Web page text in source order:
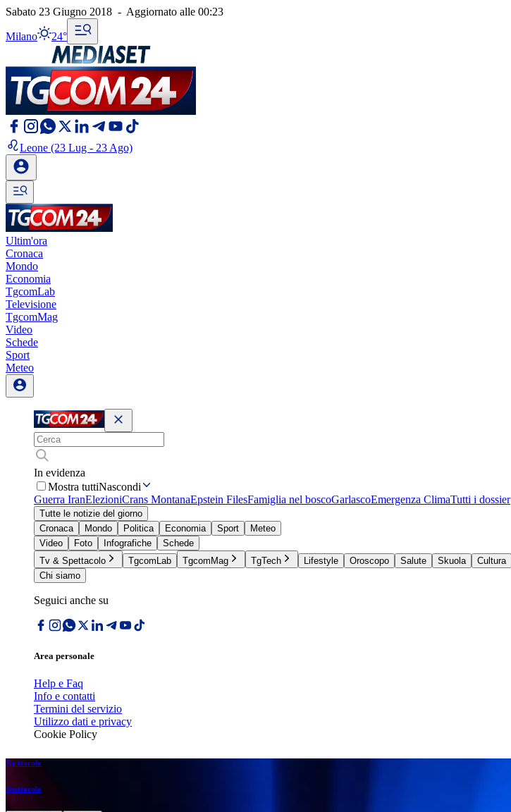
Sabato 23 Giugno 2018 - Aggiornato alle 00:23
Milano 24°
Leone (23 Lug - 23 Ago)
Ultim'ora
Cronaca
Mondo
Economia
TgcomLab
Televisione
TgcomMag
Video
Schede
Sport
Meteo
In evidenza
Mostra tuttiNascondi
Guerra IranElezioniCrans MontanaEpstein FilesFamiglia nel boscoGarlascoEmergenza ClimaTutti i dossier
Tutte le notizie del giorno
Cronaca
Mondo Politica Economia Sport
Meteo
Video
Foto Infografiche
Schede
Tv & Spettacolo
TgcomLab TgcomMag TgTech Lifestyle Oroscopo Salute Skuola Cultura
Chi siamo
Seguici anche su
Area personale
Help e Faq
Info e contatti
Termini del servizio
Utilizzo dati e privacy
Cookie Policy
Spettacolo
Spettacolo